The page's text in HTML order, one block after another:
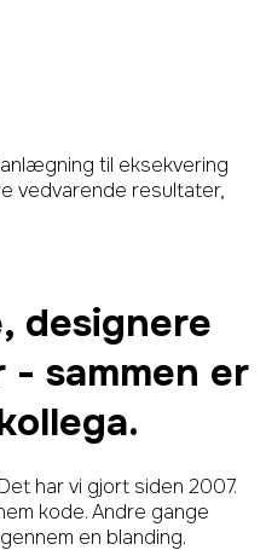
til eksekvering
vedvarende resultater,
designere
- sammen er
har vi gjort siden 2007.
kode. Andre gange
en blanding.